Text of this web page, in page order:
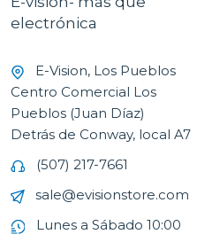
electrónica
E-Vision, Los Pueblos
Centro Comercial Los
Pueblos (Juan Díaz)
Detrás de Conway, local A7
(507) 217-7661
sale@evisionstore.com
Lunes a Sábado 10:00